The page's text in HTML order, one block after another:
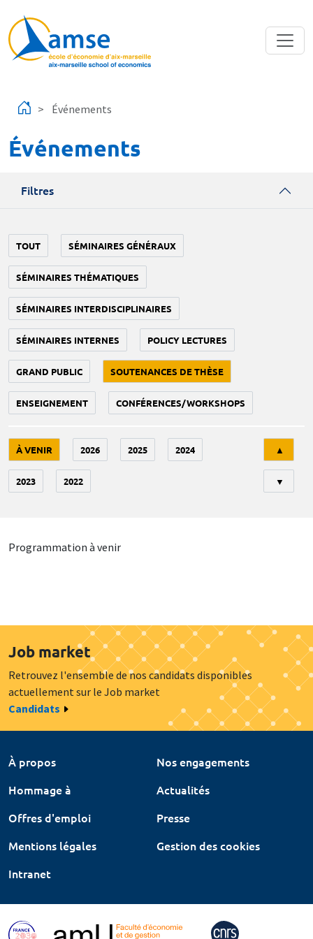
Événements
Événements
Filtres
TOUT SÉMINAIRES GÉNÉRAUX
SÉMINAIRES THÉMATIQUES
SÉMINAIRES INTERDISCIPLINAIRES
SÉMINAIRES INTERNES POLICY LECTURES
GRAND PUBLIC SOUTENANCES DE THÈSE
ENSEIGNEMENT CONFÉRENCES/WORKSHOPS
À VENIR 2026 2025 2024
2023 2022
▲
▼
Programmation à venir
Job market
Retrouvez l'ensemble de nos candidats disponibles
actuellement sur le Job market
Candidats
À propos
Nos engagements
Hommage à
Actualités
Offres d'emploi
Presse
Mentions légales
Gestion des cookies
Intranet